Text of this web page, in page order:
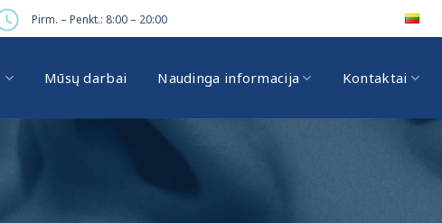
Pirm. – Penkt.: 8:00 – 20:00
Mūsų darbai Naudinga informacija Kontaktai